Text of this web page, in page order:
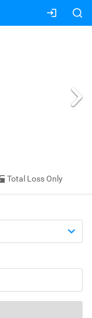
Total Loss Only